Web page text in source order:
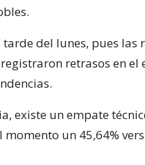
del lunes, pues las
retrasos en el
existe un empate
un 45,64%